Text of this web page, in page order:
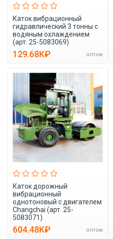
Каток вибрационный
гидравлический 3 тонны с
водяным охлаждением
(арт. 25-5083069)
129.68K₽ оптом
Каток дорожный
вибрационный
однотоновый с двигателем
Changchai (арт. 25-
5083071)
604.48K₽ оптом